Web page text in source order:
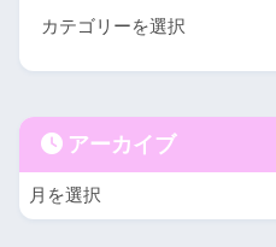
アーカイブ